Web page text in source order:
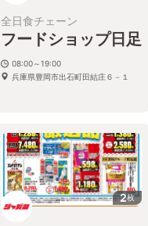
全日食チェーン
フードショップ日足
08:00～19:00
兵庫県豊岡市出石町田結庄６－１
2枚